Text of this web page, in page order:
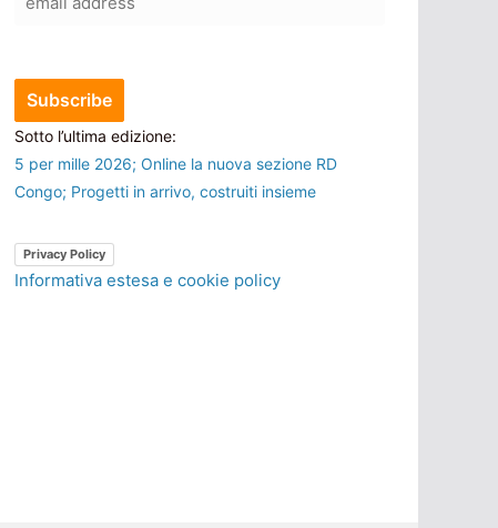
Sotto l’ultima edizione:
5 per mille 2026; Online la nuova sezione RD
Congo; Progetti in arrivo, costruiti insieme
Privacy Policy
Informativa estesa e cookie policy